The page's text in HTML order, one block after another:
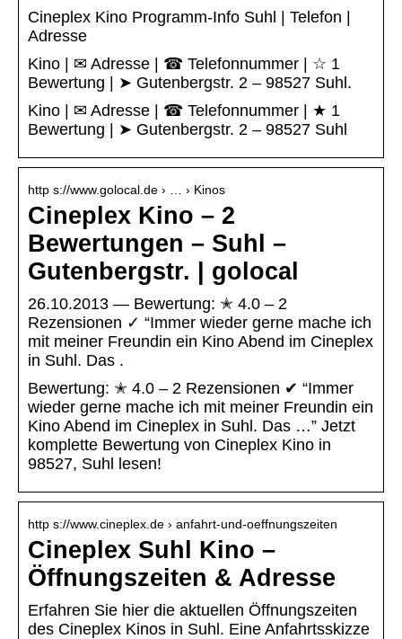
Cineplex Kino Programm-Info Suhl | Telefon |
Adresse
Kino | ✉ Adresse | ☎ Telefonnummer | ☆ 1
Bewertung | ➤ Gutenbergstr. 2 – 98527 Suhl.
Kino | ✉ Adresse | ☎ Telefonnummer | ★ 1
Bewertung | ➤ Gutenbergstr. 2 – 98527 Suhl
http s://www.golocal.de › … › Kinos
Cineplex Kino – 2
Bewertungen – Suhl –
Gutenbergstr. | golocal
26.10.2013 — Bewertung: ✭ 4.0 – 2
Rezensionen ✓ “Immer wieder gerne mache ich
mit meiner Freundin ein Kino Abend im Cineplex
in Suhl. Das .
Bewertung: ✭ 4.0 – 2 Rezensionen ✔ “Immer
wieder gerne mache ich mit meiner Freundin ein
Kino Abend im Cineplex in Suhl. Das …” Jetzt
komplette Bewertung von Cineplex Kino in
98527, Suhl lesen!
http s://www.cineplex.de › anfahrt-und-oeffnungszeiten
Cineplex Suhl Kino –
Öffnungszeiten & Adresse
Erfahren Sie hier die aktuellen Öffnungszeiten
des Cineplex Kinos in Suhl. Eine Anfahrtsskizze